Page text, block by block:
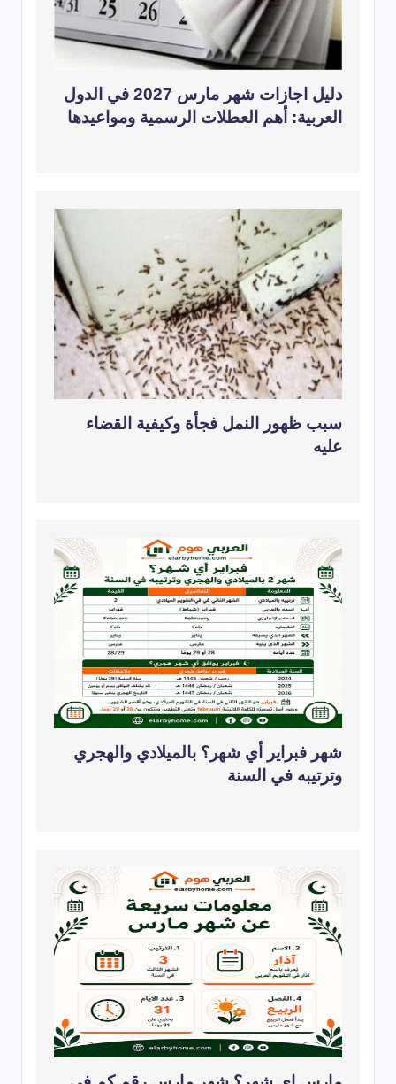
دليل اجازات شهر مارس 2027 في الدول
العربية: أهم العطلات الرسمية ومواعيدها
سبب ظهور النمل فجأة وكيفية القضاء
عليه
شهر فبراير أي شهر؟ بالميلادي والهجري
وترتيبه في السنة